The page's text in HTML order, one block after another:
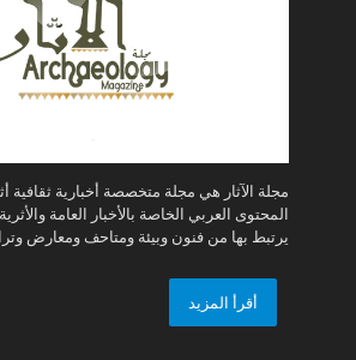
مجلة الآثار هي مجلة متخصصة أخبارية ثقافية
المحتوى العربي الخاصة بالأخبار العامة
يرتبط بها من فنون وبيئة ومتاحف ومعارض
أقرأ المزيد